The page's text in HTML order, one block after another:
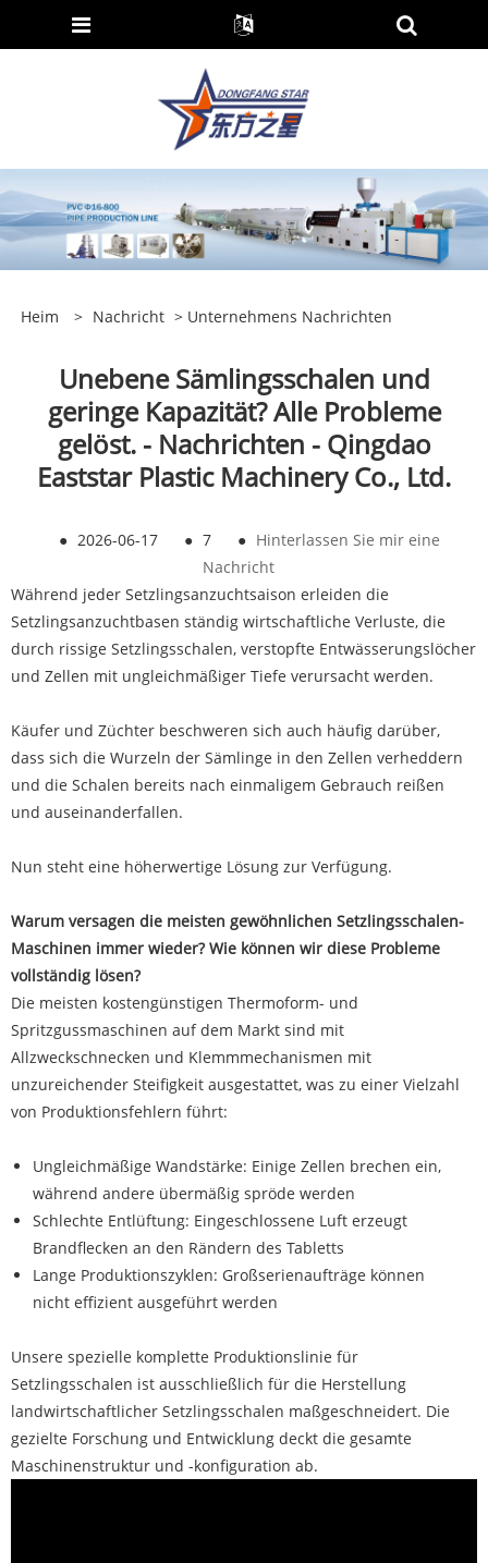
Heim > Nachricht > Unternehmens Nachrichten
Unebene Sämlingsschalen und
geringe Kapazität? Alle Probleme
gelöst. - Nachrichten - Qingdao
Eaststar Plastic Machinery Co., Ltd.
● 2026-06-17 ● 7 ● Hinterlassen Sie mir eine
Nachricht
Während jeder Setzlingsanzuchtsaison erleiden die
Setzlingsanzuchtbasen ständig wirtschaftliche Verluste, die
durch rissige Setzlingsschalen, verstopfte Entwässerungslöcher
und Zellen mit ungleichmäßiger Tiefe verursacht werden.
Käufer und Züchter beschweren sich auch häufig darüber,
dass sich die Wurzeln der Sämlinge in den Zellen verheddern
und die Schalen bereits nach einmaligem Gebrauch reißen
und auseinanderfallen.
Nun steht eine höherwertige Lösung zur Verfügung.
Warum versagen die meisten gewöhnlichen Setzlingsschalen-
Maschinen immer wieder? Wie können wir diese Probleme
vollständig lösen?
Die meisten kostengünstigen Thermoform- und
Spritzgussmaschinen auf dem Markt sind mit
Allzweckschnecken und Klemmmechanismen mit
unzureichender Steifigkeit ausgestattet, was zu einer Vielzahl
von Produktionsfehlern führt:
Ungleichmäßige Wandstärke: Einige Zellen brechen ein,
während andere übermäßig spröde werden
Schlechte Entlüftung: Eingeschlossene Luft erzeugt
Brandflecken an den Rändern des Tabletts
Lange Produktionszyklen: Großserienaufträge können
nicht effizient ausgeführt werden
Unsere spezielle komplette Produktionslinie für
Setzlingsschalen ist ausschließlich für die Herstellung
landwirtschaftlicher Setzlingsschalen maßgeschneidert. Die
gezielte Forschung und Entwicklung deckt die gesamte
Maschinenstruktur und -konfiguration ab.